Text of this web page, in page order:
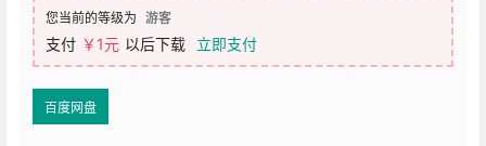
您当前的等级为 游客
支付 ￥1元 以后下载 立即支付
百度网盘